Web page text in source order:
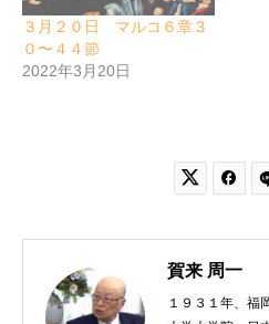
３月２０日 マルコ６章３
０〜４４節
2022年3月20日
 
賀来 周一
１９３１年、福